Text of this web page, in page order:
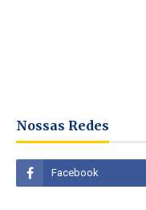
Nossas Redes